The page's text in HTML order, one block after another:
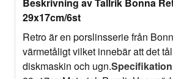
29x17cm/6st
Retro är en porslinsserie från
värmetåligt vilket innebär att det
diskmaskin och ugn.Specifikation